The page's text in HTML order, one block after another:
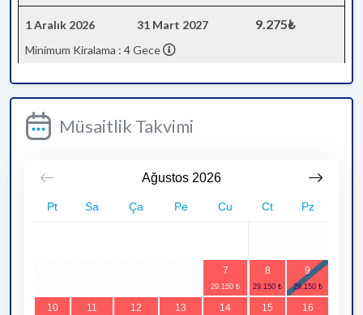
1 Aralık 2026 31 Mart 2027 9.275₺
Minimum Kiralama : 4 Gece
Müsaitlik Takvimi
Ağustos 2026
Pt Sa Ça Pe Cu Ct Pz
7 8 9
10 11 12 13 14 15 16